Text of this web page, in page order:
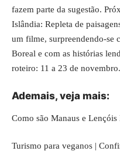
fazem parte da sugestão.
Islândia: Repleta de
um filme, surpreendendo-se
Boreal e com as histórias
roteiro: 11 a 23 de novembro.
Ademais, veja mais:
Como são Manaus e
Turismo para veganos |